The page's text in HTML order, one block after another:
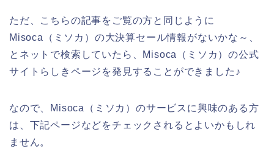
ただ、こちらの記事をご覧の方と同じように
Misoca（ミソカ）の大決算セール情報がないかな～、
とネットで検索していたら、Misoca（ミソカ）の公式
サイトらしきページを発見することができました♪
なので、Misoca（ミソカ）のサービスに興味のある方
は、下記ページなどをチェックされるとよいかもしれ
ません。